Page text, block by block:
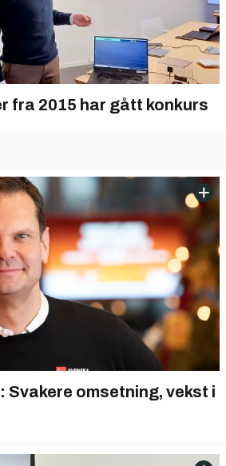
fra 2015 har gått konkurs
Svakere omsetning, vekst i